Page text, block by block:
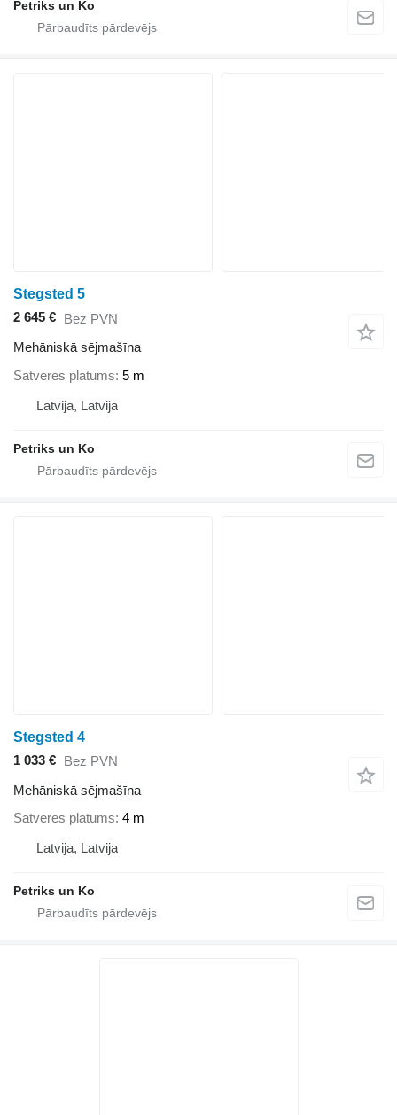
Petriks un Ko
Stegsted 5
2 645 € Bez PVN
Mehāniskā sējmašīna
Satveres platums 5 m
Latvija, Latvija
Petriks un Ko
Stegsted 4
1 033 € Bez PVN
Mehāniskā sējmašīna
Satveres platums 4 m
Latvija, Latvija
Petriks un Ko